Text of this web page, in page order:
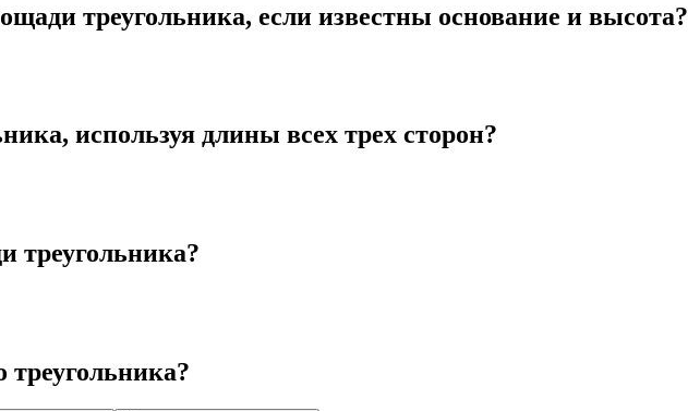
треугольника, если известны основание и высота?
используя длины всех трех сторон?
треугольника?